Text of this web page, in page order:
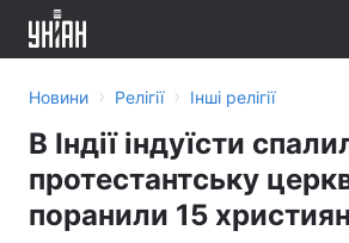
Новини › Релігії › Інші релігії
В Індії індуїсти
протестантську
поранили 15 християн